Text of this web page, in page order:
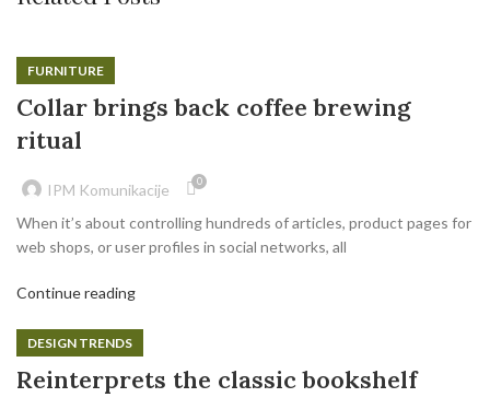
FURNITURE
Collar brings back coffee brewing
ritual
IPM Komunikacije 0
When it’s about controlling hundreds of articles, product pages for
web shops, or user profiles in social networks, all
Continue reading
DESIGN TRENDS
Reinterprets the classic bookshelf